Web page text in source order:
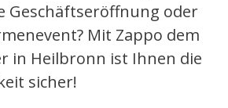
Geschäftseröffnung oder
Mit Zappo dem
in Heilbronn ist Ihnen die
sicher!